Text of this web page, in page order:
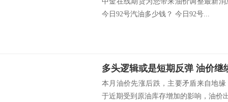
今日92号汽油多少钱？ 今日92号...
多头逻辑或是短期反弹 油价继
本月油价先涨后跌，主要矛盾来自地
于近期受到原油库存增加的影响，油价